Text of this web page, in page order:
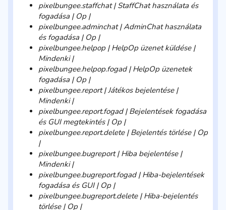
pixelbungee.staffchat | StaffChat használata és
fogadása | Op |
pixelbungee.adminchat | AdminChat használata
és fogadása | Op |
pixelbungee.helpop | HelpOp üzenet küldése |
Mindenki |
pixelbungee.helpop.fogad | HelpOp üzenetek
fogadása | Op |
pixelbungee.report | Játékos bejelentése |
Mindenki |
pixelbungee.report.fogad | Bejelentések fogadása
és GUI megtekintés | Op |
pixelbungee.report.delete | Bejelentés törlése | Op
|
pixelbungee.bugreport | Hiba bejelentése |
Mindenki |
pixelbungee.bugreport.fogad | Hiba-bejelentések
fogadása és GUI | Op |
pixelbungee.bugreport.delete | Hiba-bejelentés
törlése | Op |